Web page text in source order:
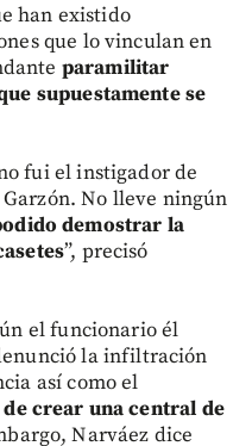
han existido
que lo vinculan en
paramilitar
supuestamente se
fui el instigador de
No lleve ningún
demostrar la
”, precisó
el funcionario él
la infiltración
así como el
de crear una central de
Narváez dice